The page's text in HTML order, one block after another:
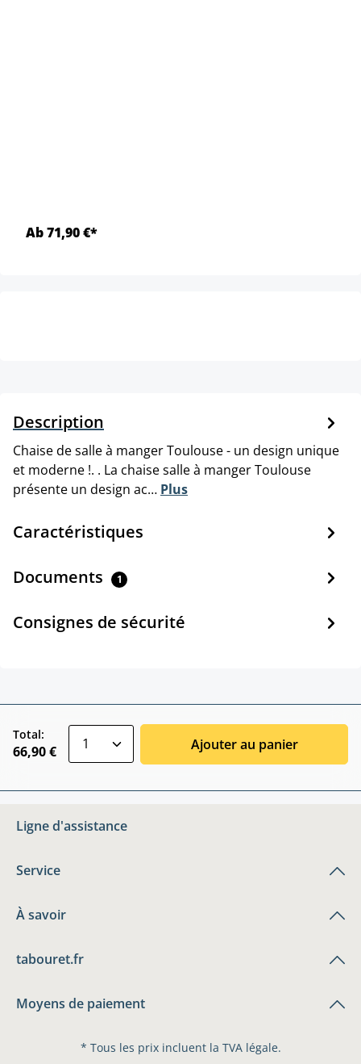
Ab 71,90 €*
Description
Chaise de salle à manger Toulouse - un design unique
et moderne !. . La chaise salle à manger Toulouse
présente un design ac… Plus
Caractéristiques
Documents 1
Consignes de sécurité
Total:
66,90 € Ajouter au panier
Ligne d'assistance
Service
À savoir
tabouret.fr
Moyens de paiement
* Tous les prix incluent la TVA légale.